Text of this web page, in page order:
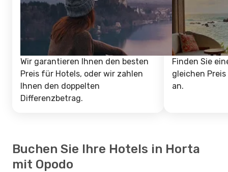
Wir garantieren Ihnen den besten
Preis für Hotels, oder wir zahlen
Ihnen den doppelten
Differenzbetrag.
Finden Sie
gleichen
an.
Buchen Sie Ihre Hotels in Horta
mit Opodo